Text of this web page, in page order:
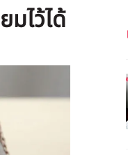
มไว้ได้